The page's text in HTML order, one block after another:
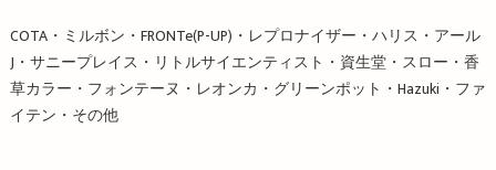
COTA・ミルボン・FRONTe(P-UP)・レプロナイザー・ハリス・アール
J・サニープレイス・リトルサイエンティスト・資生堂・スロー・香
草カラー・フォンテーヌ・レオンカ・グリーンポット・Hazuki・ファ
イテン・その他